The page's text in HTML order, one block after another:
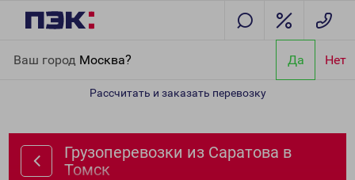
Ваш город Москва? Да Нет
Рассчитать и заказать перевозку
Грузоперевозки из Саратова в
Томск